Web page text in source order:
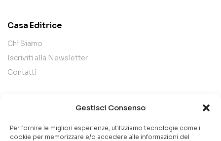
Gestisci Consenso
Per fornire le migliori esperienze, utilizziamo tecnologie come i
cookie per memorizzare e/o accedere alle informazioni del
Casa Editrice
Chi Siamo
Iscriviti alla Newsletter
Contatti
Privacy Policy